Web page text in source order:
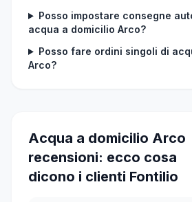
Posso impostare consegne
acqua a domicilio Arco?
Posso fare ordini singoli di
Arco?
Acqua a domicilio Arco
recensioni: ecco cosa
dicono i clienti Fontilio